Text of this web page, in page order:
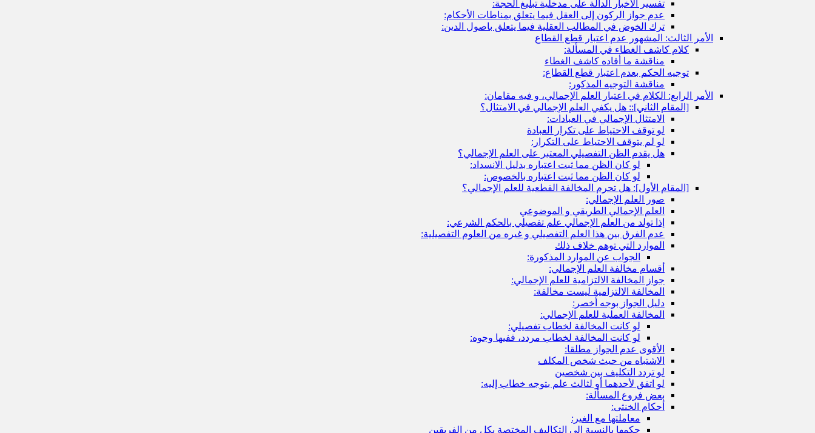
تفسير الأخبار الدالة على مدخلية تبليغ الحجة:
عدم جواز الركون إلى العقل فيما يتعلق بمناطات الأحكام:
ترك الخوض في المطالب العقلية فيما يتعلق باصول الدين:
الأمر الثالث: المشهور عدم اعتبار قطع القطاع
كلام كاشف الغطاء في المسألة:
مناقشة ما أفاده كاشف الغطاء
توجيه الحكم بعدم اعتبار قطع القطاع:
مناقشة التوجيه المذكور:
الأمر الرابع: الكلام في اعتبار العلم الإجمالي، و فيه مقامان:
[المقام الثاني‏]:: هل يكفي العلم الإجمالي في الامتثال؟
الامتثال الإجمالي في العبادات:
لو توقف الاحتياط على تكرار العبادة
لو لم يتوقف الاحتياط على التكرار:
هل يقدم الظن التفصيلي المعتبر على العلم الإجمالي؟
لو كان الظن مما ثبت اعتباره بدليل الانسداد:
لو كان الظن مما ثبت اعتباره بالخصوص:
[المقام الأول‏]: هل تحرم المخالفة القطعية للعلم الإجمالي؟
صور العلم الإجمالي:
العلم الإجمالي الطريقي و الموضوعي
إذا تولد من العلم الإجمالي علم تفصيلي بالحكم الشرعي:
عدم الفرق بين هذا العلم التفصيلي و غيره من العلوم التفصيلية:
الموارد التي توهم خلاف ذلك
الجواب عن الموارد المذكورة:
أقسام مخالفة العلم الإجمالي:
جواز المخالفة الالتزامية للعلم الإجمالي:
المخالفة الالتزامية ليست مخالفة:
دليل الجواز بوجه أخصر:
المخالفة العملية للعلم الإجمالي:
لو كانت المخالفة لخطاب تفصيلي:
لو كانت المخالفة لخطاب مردد، ففيها وجوه:
الأقوى عدم الجواز مطلقا:
الاشتباه من حيث شخص المكلف
لو تردد التكليف بين شخصين
لو اتفق لأحدهما أو لثالث علم بتوجه خطاب إليه:
بعض فروع المسألة:
أحكام الخنثى:
معاملتها مع الغير:
حكمها بالنسبة إلى التكاليف المختصة بكل من الفريقين